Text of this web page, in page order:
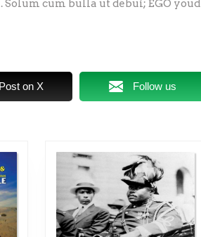
cum bulla ut debui; EGO youd
Post on X Follow us